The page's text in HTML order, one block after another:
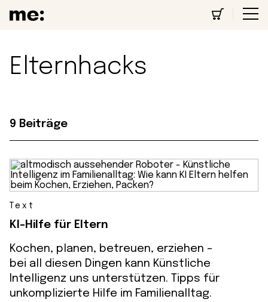
Elternhacks
9 Beiträge
Text
KI-Hilfe für Eltern
Kochen, planen, betreuen, erziehen -
bei all diesen Dingen kann Künstliche
Intelligenz uns unterstützen. Tipps für
unkomplizierte Hilfe im Familienalltag.